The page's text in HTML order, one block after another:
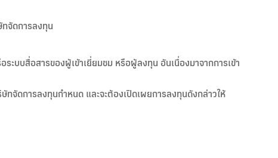
จัดการลงทุน
บบสื่อสารของผู้เข้าเยี่ยมชม หรือผู้ลงทุน อันเนื่องมาจากการเข้า
ดการลงทุนกำหนด และจะต้องเปิดเผยการลงทุนดังกล่าวให้